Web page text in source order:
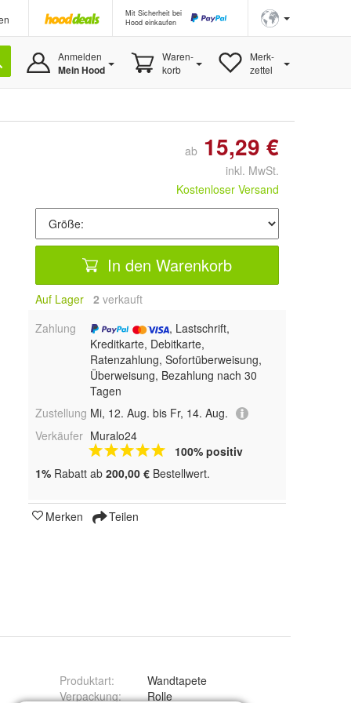
Mit Sicherheit bei
Hood einkaufen
Anmelden
Mein Hood
Waren-
korb
Merk-
zettel
ab 15,29 €
inkl. MwSt.
Kostenloser Versand
In den Warenkorb
Auf Lager 2 verkauft
Zahlung
, Lastschrift,
Kreditkarte, Debitkarte,
Ratenzahlung, Sofortüberweisung,
Überweisung, Bezahlung nach 30
Tagen
Zustellung Mi, 12. Aug. bis Fr, 14. Aug.
Verkäufer Muralo24
100% positiv
1% Rabatt ab 200,00 € Bestellwert.
Merken Teilen
Produktart:
Wandtapete
Verpackung:
Rolle